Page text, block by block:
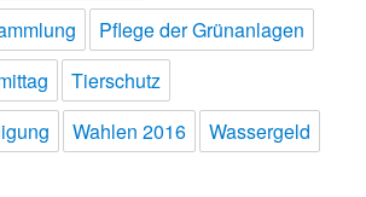
Pflege der Grünanlagen
Tierschutz
Wahlen 2016
Wassergeld